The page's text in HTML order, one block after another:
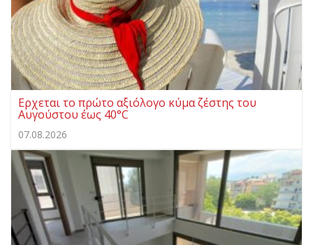
Ερχεται το πρώτο αξιόλογο κύμα ζέστης του
Αυγούστου έως 40°C
07.08.2026